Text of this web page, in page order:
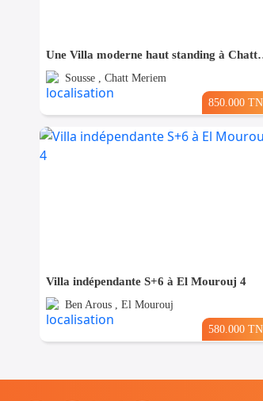
Une Villa moderne
Sousse , Chatt Meriem
850.000
Villa indépendante S+6 à El Mourouj 4
Ben Arous , El Mourouj
580.000